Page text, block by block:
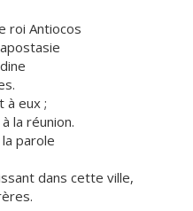
roi Antiocos
à eux ;
la réunion.
parole
dans cette ville,